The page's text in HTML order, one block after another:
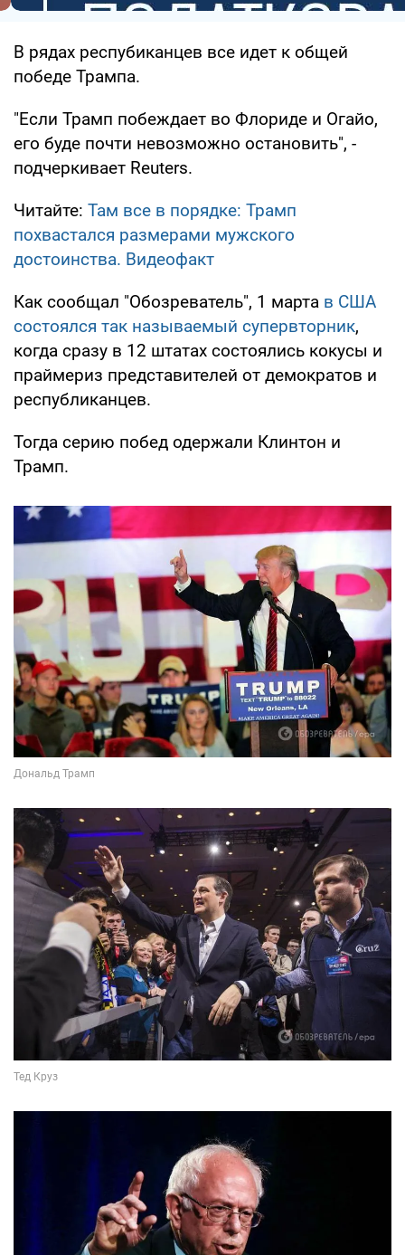
В рядах респубиканцев все идет к общей
победе Трампа.
"Если Трамп побеждает во Флориде и Огайо,
его буде почти невозможно остановить", -
подчеркивает Reuters.
Читайте: Там все в порядке: Трамп
похвастался размерами мужского
достоинства. Видеофакт
Как сообщал "Обозреватель", 1 марта в США
состоялся так называемый супервторник,
когда сразу в 12 штатах состоялись кокусы и
праймериз представителей от демократов и
республиканцев.
Тогда серию побед одержали Клинтон и
Трамп.